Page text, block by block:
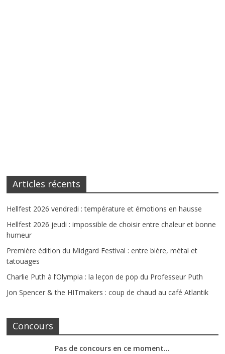
Articles récents
Hellfest 2026 vendredi : température et émotions en hausse
Hellfest 2026 jeudi : impossible de choisir entre chaleur et bonne
humeur
Première édition du Midgard Festival : entre bière, métal et
tatouages
Charlie Puth à l’Olympia : la leçon de pop du Professeur Puth
Jon Spencer & the HITmakers : coup de chaud au café Atlantik
Concours
Pas de concours en ce moment…